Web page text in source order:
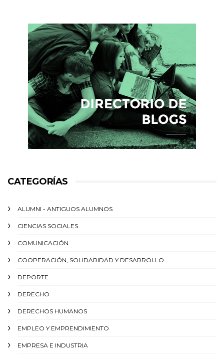
CATEGORÍAS
ALUMNI - ANTIGUOS ALUMNOS
CIENCIAS SOCIALES
COMUNICACIÓN
COOPERACIÓN, SOLIDARIDAD Y DESARROLLO
DEPORTE
DERECHO
DERECHOS HUMANOS
EMPLEO Y EMPRENDIMIENTO
EMPRESA E INDUSTRIA